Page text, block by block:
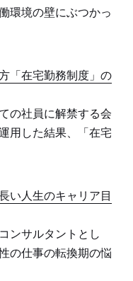
環境の壁にぶつかっ
「在宅勤務制度」の
の社員に解禁する会
用した結果、「在宅
い人生のキャリア目
ンサルタントとし
の仕事の転換期の悩